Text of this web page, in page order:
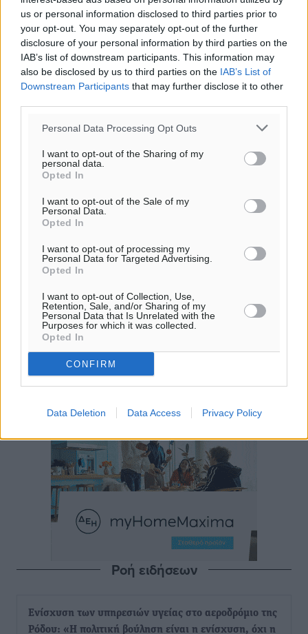
us or personal information disclosed to third parties prior to
your opt-out. You may separately opt-out of the further
disclosure of your personal information by third parties on the
IAB’s list of downstream participants. This information may
also be disclosed by us to third parties on the IAB’s List of
Downstream Participants that may further disclose it to other
Personal Data Processing Opt Outs
I want to opt-out of the Sharing of my
personal data.
Opted In
I want to opt-out of the Sale of my
Personal Data.
Opted In
I want to opt-out of processing my
Personal Data for Targeted Advertising.
Opted In
I want to opt-out of Collection, Use,
Retention, Sale, and/or Sharing of my
Personal Data that Is Unrelated with the
Purposes for which it was collected.
Opted In
CONFIRM
Data Deletion Data Access Privacy Policy
30°
ΤΡ
Ροή ειδήσεων
Ενίσχυση των υπηρεσιών υγείας στο αεροδρόμιο της
Ρόδου: «Η πολιτική βούληση είναι η ενίσχυση, όχι η